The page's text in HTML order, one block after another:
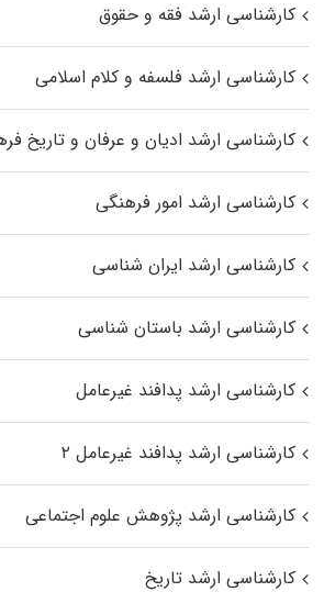
کارشناسی ارشد فقه و حقوق
کارشناسی ارشد فلسفه و کلام اسلامی
کارشناسی ارشد ادیان و عرفان و تاریخ
کارشناسی ارشد امور فرهنگی
کارشناسی ارشد ایران شناسی
کارشناسی ارشد باستان شناسی
کارشناسی ارشد پدافند غیرعامل
کارشناسی ارشد پدافند غیرعامل ۲
کارشناسی ارشد پژوهش علوم اجتماعی
کارشناسی ارشد تاریخ